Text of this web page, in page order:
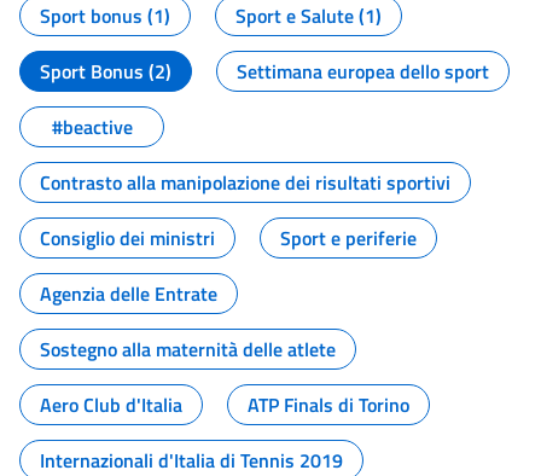
Sport bonus (1)
Sport e Salute (1)
Sport Bonus (2)
Settimana europea dello sport
#beactive
Contrasto alla manipolazione dei risultati sportivi
Consiglio dei ministri
Sport e periferie
Agenzia delle Entrate
Sostegno alla maternità delle atlete
Aero Club d'Italia
ATP Finals di Torino
Internazionali d'Italia di Tennis 2019